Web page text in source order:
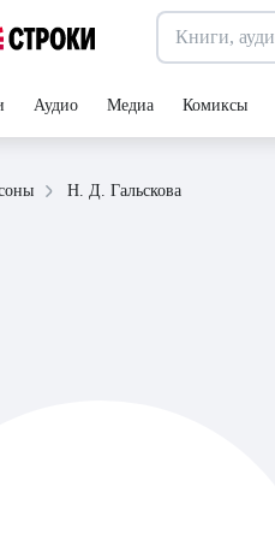
Аудио Медиа Комиксы
Н. Д. Гальскова